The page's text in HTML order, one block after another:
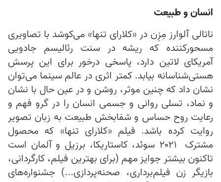
انسان و طبیعت
ناتالی آلوارز مِزِن در «کلارای تنها» می‌کوشد با تصاویری
مسحورکننده که ریشه در سنت رئالیسم جادویی
آمریکای لاتین دارد، پاسخی درخور برای این پرسش
هستی‌شناسانه بیابد. کمتر اثری در عالم سینما می‌توان
نشان داد که چنین موثر، روشن و در عین حال با نشان
و نماد، تسلی روانی و جسمی انسان را در گرو فهم و
رعایت روح حساس و شفابخش طبیعت به زبان تصویر
روایت کرده باشد. فیلم «کلارای تنها» که محصول
مشترک ۲۰۲۱ سوئد، کاستاریکا، برزیل و آلمان است
تاکنون بیشتر جوایز مهم (برای بهترین فیلم، کارگردانی،
بازیگر زن فیلم‌برداری، صحنه‌پردازی...) جشنواره‌های